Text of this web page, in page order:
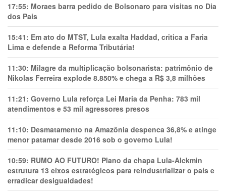
17:55: Moraes barra pedido de Bolsonaro para visitas no Dia
dos Pais
15:41: Em ato do MTST, Lula exalta Haddad, critica a Faria
Lima e defende a Reforma Tributária!
11:30: Milagre da multiplicação bolsonarista: patrimônio de
Nikolas Ferreira explode 8.850% e chega a R$ 3,8 milhões
11:21: Governo Lula reforça Lei Maria da Penha: 783 mil
atendimentos e 53 mil agressores presos
11:10: Desmatamento na Amazônia despenca 36,8% e atinge
menor patamar desde 2016 sob o governo Lula!
10:59: RUMO AO FUTURO! Plano da chapa Lula-Alckmin
estrutura 13 eixos estratégicos para reindustrializar o país e
erradicar desigualdades!